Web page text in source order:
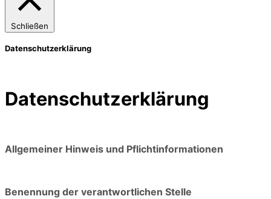
Schließen
Datenschutzerklärung
Datenschutzerklärung
Allgemeiner Hinweis und Pflichtinformationen
Benennung der verantwortlichen Stelle